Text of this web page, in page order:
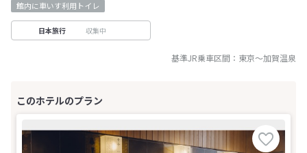
館内に車いす利用トイレ
日本旅行 収集中
基準JR乗車区間： 東京～加賀温泉